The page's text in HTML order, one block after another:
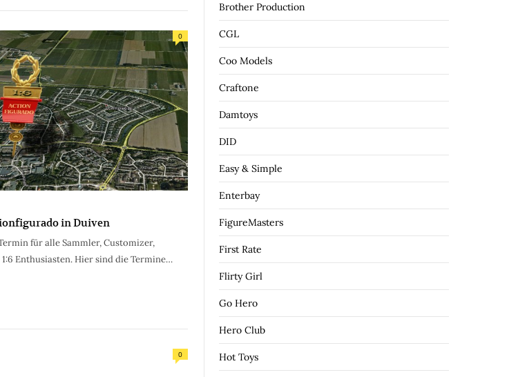
0
in Duiven
für alle Sammler, Customizer,
Enthusiasten. Hier sind die Termine…
0
Brother Production
CGL
Coo Models
Craftone
Damtoys
DID
Easy & Simple
Enterbay
FigureMasters
First Rate
Flirty Girl
Go Hero
Hero Club
Hot Toys